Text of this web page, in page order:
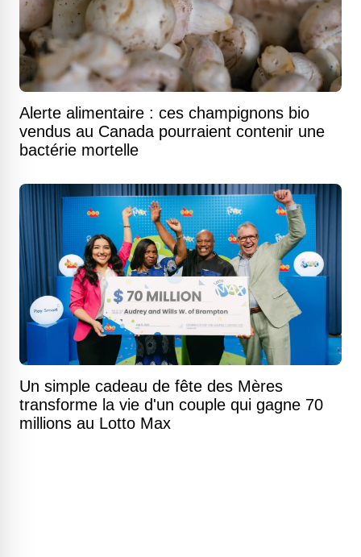
Alerte alimentaire : ces champignons bio
vendus au Canada pourraient contenir une
bactérie mortelle
Un simple cadeau de fête des Mères
transforme la vie d'un couple qui gagne 70
millions au Lotto Max